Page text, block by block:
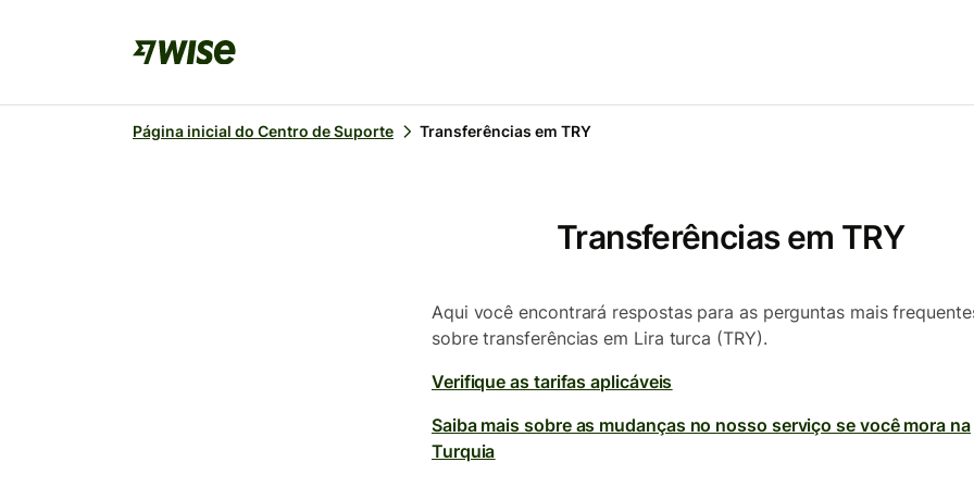
Página inicial do Centro de Suporte Transferências em TRY
Transferências em TRY
Aqui você encontrará respostas para as perguntas mais
sobre transferências em Lira turca (TRY).
Verifique as tarifas aplicáveis
Saiba mais sobre as mudanças no nosso serviço se você mora na
Turquia